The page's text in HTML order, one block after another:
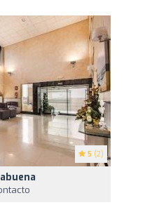
5 (2)